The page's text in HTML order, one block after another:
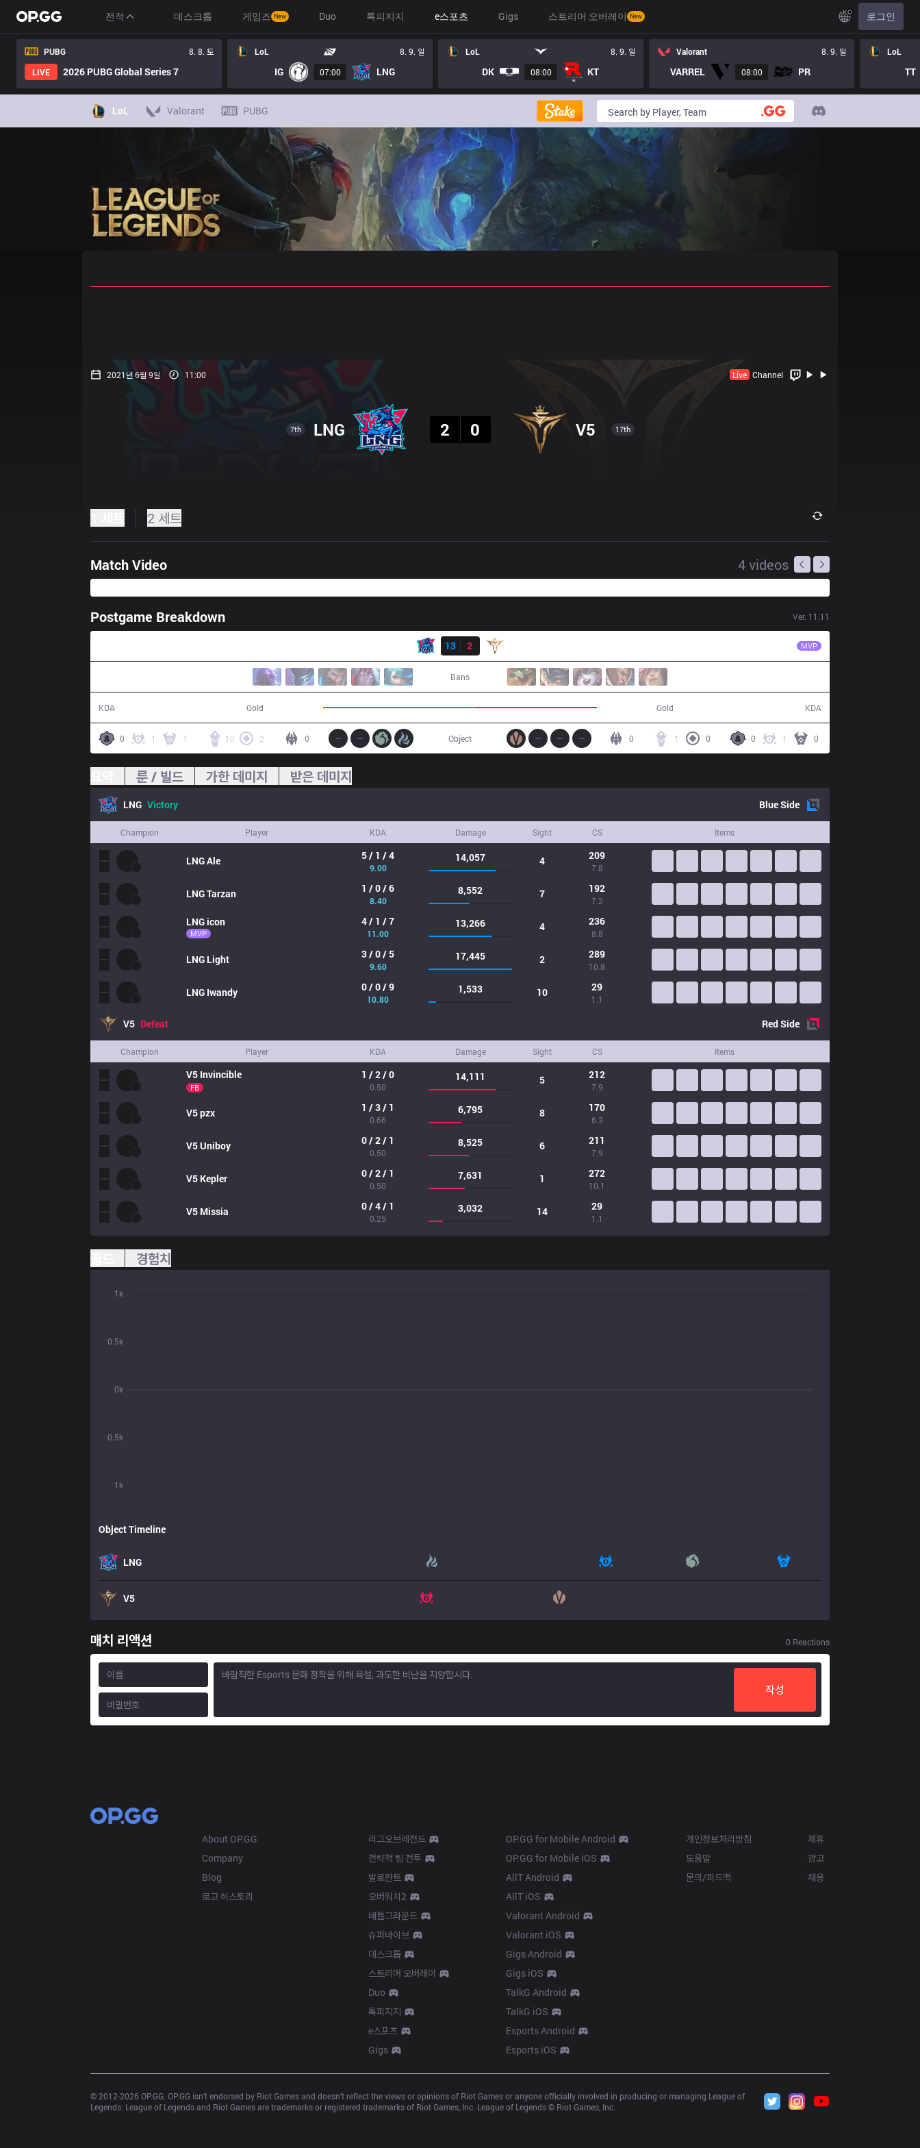
전적 데스크톱 게임즈 New Duo 톡피지지 e스포츠 Gigs 스트리머 오버레이 New KO 로그인
PUBG
8. 8. 토
LIVE
2026 PUBG Global Series 7
LoL 8. 9. 일
IG 07:00 LNG
LoL 8. 9. 일
DK 08:00 KT
Valorant 8. 9. 일
VARREL 08:00 PR
LoL
TT
LoL Valorant PUBG
2021년 6월 9일 11:00 Live Channel
7th LNG
2
0 V5 17th
2 세트
Match Video 4videos
Postgame Breakdown Ver. 11.11
13
2 MVP
Bans
KDA Gold Gold KDA
0 1 1 10 2 0 0 1 0
1 0
0
Object
룬 / 빌드 가한 데미지 받은 데미지
LNG Victory BlueSide
Champion Player KDA Damage Sight CS Items
LNGAle 5 / 1 / 4
9.00
14,057 4 209
7.8
LNGTarzan 1 / 0 / 6
8.40
8,552 7 192
7.2
LNGicon
MVP
4 / 1 / 7
11.00
13,266 4 236
8.8
LNG Light 3 / 0 / 5
9.60
17,445 2 289
10.8
LNG Iwandy 0 / 0 / 9
10.80
1,533 10 29
1.1
V5 Defeat RedSide
Champion Player KDA Damage Sight CS Items
V5 Invincible
FB
1 / 2 / 0
0.50
14,111 5 212
7.9
V5pzx 1 / 3 / 1
0.66
6,795 8 170
6.3
V5Uniboy 0 / 2 / 1
0.50
8,525 6 211
7.9
V5 Kepler 0 / 2 / 1
0.50
7,631 1 272
10.1
V5 Missia 0 / 4 / 1
0.25
3,032 14 29
1.1
경험치
1k
0.5k
0k
0.5k
1k
Object Timeline
LNG
V5
매치 리액션 0 Reactions
작성
About OP.GG
Company
Blog
로고 히스토리
리그오브레전드
전략적 팀 전투
발로란트
오버워치2
배틀그라운드
슈퍼바이브
데스크톱
스트리머 오버레이
Duo
톡피지지
e스포츠
Gigs
OP.GG for Mobile Android
OP.GG for Mobile iOS
AllT Android
AllT iOS
Valorant Android
Valorant iOS
Gigs Android
Gigs iOS
TalkG Android
TalkG iOS
Esports Android
Esports iOS
개인정보처리방침
도움말
문의/피드백
제휴
광고
채용
© 2012-2026 OP.GG. OP.GG isn’t endorsed by Riot Games and doesn’t reflect the views or opinions of Riot Games or anyone officially involved in producing or managing League of
Legends. League of Legends and Riot Games are trademarks or registered trademarks of Riot Games, Inc. League of Legends © Riot Games, Inc.